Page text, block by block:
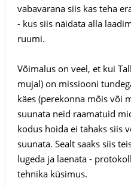
vabavarana siis kas teha
- kus siis näidata alla
ruumi.
Võimalus on veel, et kui
mujal) on missiooni
käes (perekonna mõis või
suunata neid raamatuid
kodus hoida ei tahaks siis
suunata. Sealt saaks siis
lugeda ja laenata -
tehnika küsimus.